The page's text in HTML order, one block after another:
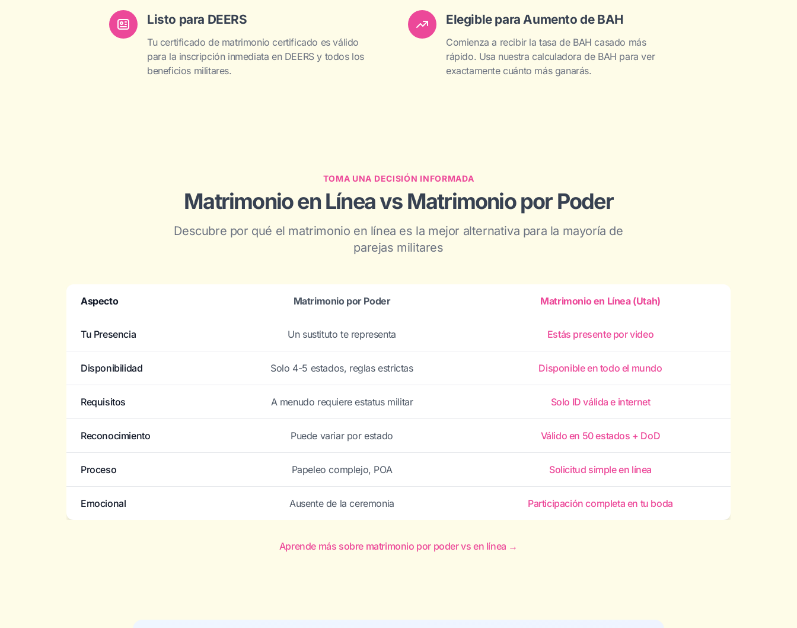
Listo para DEERS
Tu certificado de matrimonio certificado es válido
para la inscripción inmediata en DEERS y todos los
beneficios militares.
Elegible para Aumento de BAH
Comienza a recibir la tasa de BAH casado más
rápido. Usa nuestra calculadora de BAH para ver
exactamente cuánto más ganarás.
TOMA UNA DECISIÓN INFORMADA
Matrimonio en Línea vs Matrimonio por Poder
Descubre por qué el matrimonio en línea es la mejor alternativa para la mayoría de
parejas militares
Aspecto Matrimonio por Poder Matrimonio en Línea (Utah)
Tu Presencia Un sustituto te representa Estás presente por video
Disponibilidad Solo 4-5 estados, reglas estrictas Disponible en todo el mundo
Requisitos A menudo requiere estatus militar Solo ID válida e internet
Reconocimiento Puede variar por estado Válido en 50 estados + DoD
Proceso Papeleo complejo, POA Solicitud simple en línea
Emocional Ausente de la ceremonia Participación completa en tu boda
Aprende más sobre matrimonio por poder vs en línea →